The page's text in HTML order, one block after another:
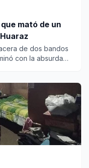
mató de un
de dos bandos
con la absurda